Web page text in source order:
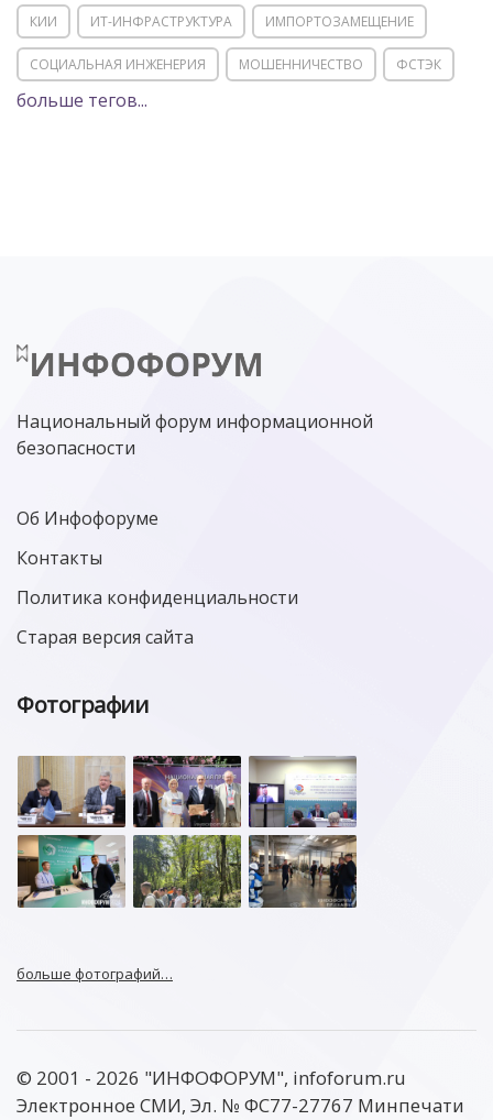
КИИ ИТ-ИНФРАСТРУКТУРА ИМПОРТОЗАМЕЩЕНИЕ
СОЦИАЛЬНАЯ ИНЖЕНЕРИЯ МОШЕННИЧЕСТВО ФСТЭК
POSITIVE TECHNOLOGIES
МИНЦИФРЫ РОССИИ NGFW
больше тегов...
Национальный форум информационной
безопасности
Об Инфофоруме
Контакты
Политика конфиденциальности
Старая версия сайта
Фотографии
больше фотографий…
© 2001 - 2026 "ИНФОФОРУМ", infoforum.ru
Электронное СМИ, Эл. № ФС77-27767 Минпечати